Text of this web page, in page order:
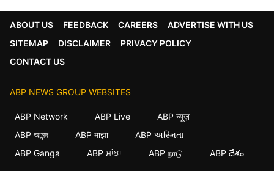
ABOUT US FEEDBACK CAREERS
ADVERTISE WITH US
SITEMAP
DISCLAIMER
PRIVACY POLICY
CONTACT US
ABP NEWS GROUP WEBSITES
ABP Network ABP Live
ABP न्यूज़
ABP আনন্দ
ABP माझा
ABP અસ્મિતા
ABP Ganga
ABP ਸਾਂਝਾ ABP நாடு ABP దేశం